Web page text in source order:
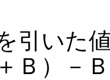
引いた
Ｂ）－